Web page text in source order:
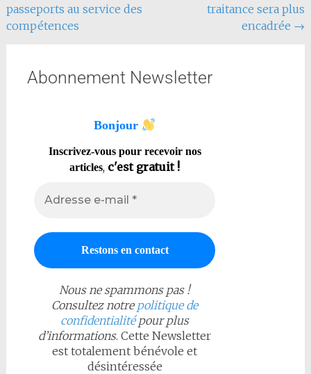
passeports au service des
compétences
traitance sera plus
encadrée →
Abonnement Newsletter
Bonjour
Inscrivez-vous pour recevoir nos
articles, c'est gratuit !
Nous ne spammons pas !
Consultez notrepolitique de
confidentialitépour plus
d’informations. Cette Newsletter
est totalement bénévole et
désintéressée